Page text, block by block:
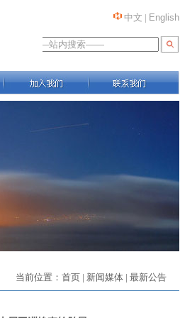
中文 | English
当前位置： 首页| 新闻媒体| 最新公告